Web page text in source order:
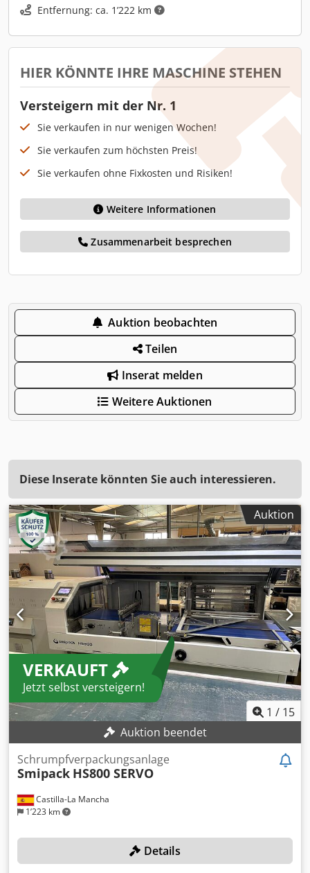
Entfernung: ca. 1’222 km
HIER KÖNNTE IHRE MASCHINE STEHEN
Versteigern mit der Nr. 1
Sie verkaufen in nur wenigen Wochen!
Sie verkaufen zum höchsten Preis!
Sie verkaufen ohne Fixkosten und Risiken!
Weitere Informationen
Zusammenarbeit besprechen
Auktion beobachten
Teilen
Inserat melden
Weitere Auktionen
Diese Inserate könnten Sie auch interessieren.
Auktion
VERKAUFT
Jetzt selbst versteigern!
1 / 15
Auktion beendet
Castilla-La Mancha
1’223 km
Schrumpfverpackungsanlage
Smipack HS800 SERVO
Details